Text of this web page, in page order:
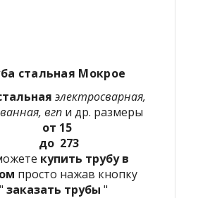
стальная Мокрое
электросварная,
вгп и др. размеры
от 15
до 273
купить трубу в
просто нажав кнопку
" заказать трубы "